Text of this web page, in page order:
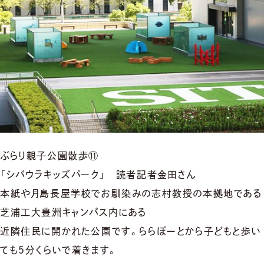
ぶらり親子公園散歩⑪
「シバウラキッズパーク」 読者記者金田さん
本紙や月島長屋学校でお馴染みの志村教授の本拠地である
芝浦工大豊洲キャンパス内にある
近隣住民に開かれた公園です。ららぽーとから子どもと歩い
ても５分くらいで着きます。